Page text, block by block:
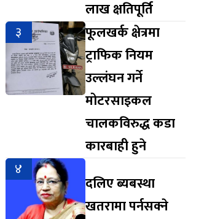
लाख क्षतिपूर्ति
३
फूलखर्क क्षेत्रमा
ट्राफिक नियम
उल्लंघन गर्ने
मोटरसाइकल
चालकविरुद्ध कडा
कारबाही हुने
४
दलिए ब्यबस्था
खतरामा पर्नसक्ने